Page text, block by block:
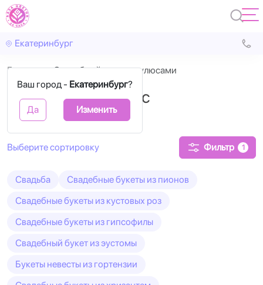
Екатеринбург
Ваш город - Екатеринбург?
Да Изменить
Главная Свадебный с ранункулюсами
Свадебный букет с
ранункулюсами
Фильтр 1
Свадьба
Свадебные букеты из пионов
Свадебные букеты из кустовых роз
Свадебные букеты из гипсофилы
Свадебный букет из эустомы
Букеты невесты из гортензии